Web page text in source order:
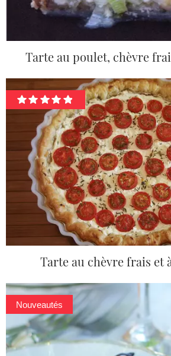
Tarte au poulet, chèvre
Tarte au chèvre frais et
Nouveautés